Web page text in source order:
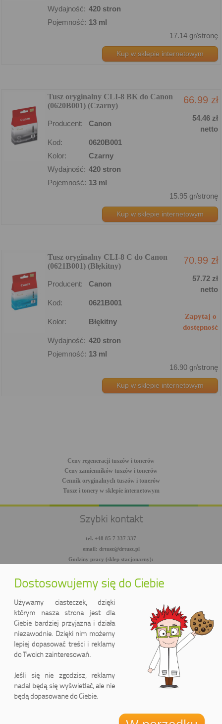
Wydajność: 420 stron
Pojemność: 13 ml
17.14 gr/stronę
Kup w sklepie internetowym
Tusz oryginalny CLI-8 BK do Canon
(0620B001) (Czarny)
66.99 zł
Producent: Canon
54.46 zł
netto
Kod:
0620B001
Kolor:
Czarny
Wydajność: 420 stron
Pojemność: 13 ml
15.95 gr/stronę
Kup w sklepie internetowym
Tusz oryginalny CLI-8 C do Canon
(0621B001) (Błękitny)
70.99 zł
Producent: Canon
57.72 zł
netto
Kod:
0621B001
Kolor: Błękitny
Zapytaj o
dostępność
Wydajność: 420 stron
Pojemność: 13 ml
16.90 gr/stronę
Kup w sklepie internetowym
Ceny regeneracji tuszów i tonerów
Ceny zamienników tuszów i tonerów
Cennik oryginalnych tuszów i tonerów
Tusze i tonery w sklepie internetowym
Szybki kontakt
tel. +48 85 7 337 337
email: drtusz@drtusz.pl
Godziny pracy (sklep stacjonarny):
facebook.com/DrTusz
youtube.com/DrTusz
DrTusz Sp. z o.o.
(Pasaż handlowy LIDER)
15-888 Białystok, Polska
Dostosowujemy się do Ciebie
Używamy ciasteczek, dzięki
którym nasza strona jest dla
Ciebie bardziej przyjazna i działa
niezawodnie. Dzięki nim możemy
lepiej dopasować treści i reklamy
do Twoich zainteresowań.
Jeśli się nie zgodzisz, reklamy
nadal będą się wyświetlać, ale nie
będą dopasowane do Ciebie.